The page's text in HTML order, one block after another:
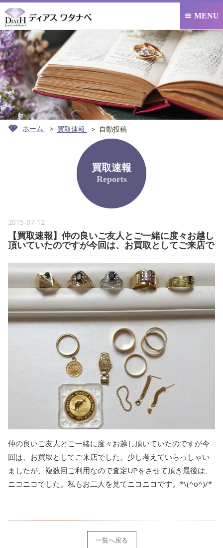
 MENU
ホーム 買取速報 自動投稿
買取速報
Reports
2015-07-12
【買取速報】仲の良いご友人とご一緒に度々お越し
頂いていたのですが今回は、お買取としてご来店で
仲の良いご友人とご一緒に度々お越し頂いていたのですが今
回は、お買取としてご来店でした。少し考えていらっしゃい
ましたが、複数回ご利用なので査定UPをさせて頂き最後は、
ニコニコでした。私もお二人を見てニコニコです。*\(^o^)/*
一覧へ戻る